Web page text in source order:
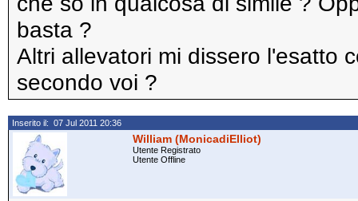
basta ?
Altri allevatori mi dissero l'esatto
secondo voi ?
Inserito il: 07 Jul 2011 20:36
William (MonicadiElliot)
Utente Registrato
Utente Offline